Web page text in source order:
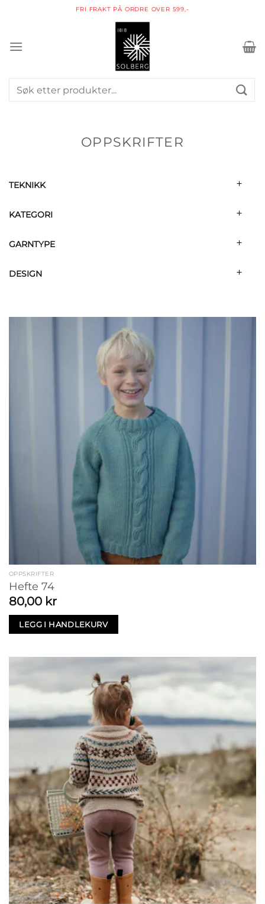
PAKKE I POSTKASSEN
Søk
etter:
OPPSKRIFTER
TEKNIKK
KATEGORI
GARNTYPE
DESIGN
OPPSKRIFTER
Hefte 74
80,00 kr
LEGG I HANDLEKURV